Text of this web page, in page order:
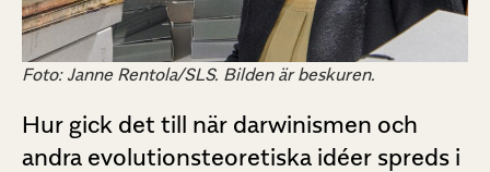
Foto: Janne Rentola/SLS. Bilden är beskuren.
Hur gick det till när darwinismen och
andra evolutionsteoretiska idéer spreds i